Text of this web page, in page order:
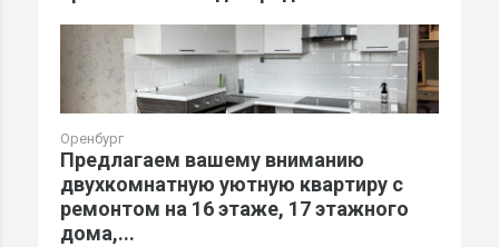
Оренбург
Предлагаем вашему вниманию
двухкомнатную уютную квартиру с
ремонтом на 16 этаже, 17 этажного
дома,...